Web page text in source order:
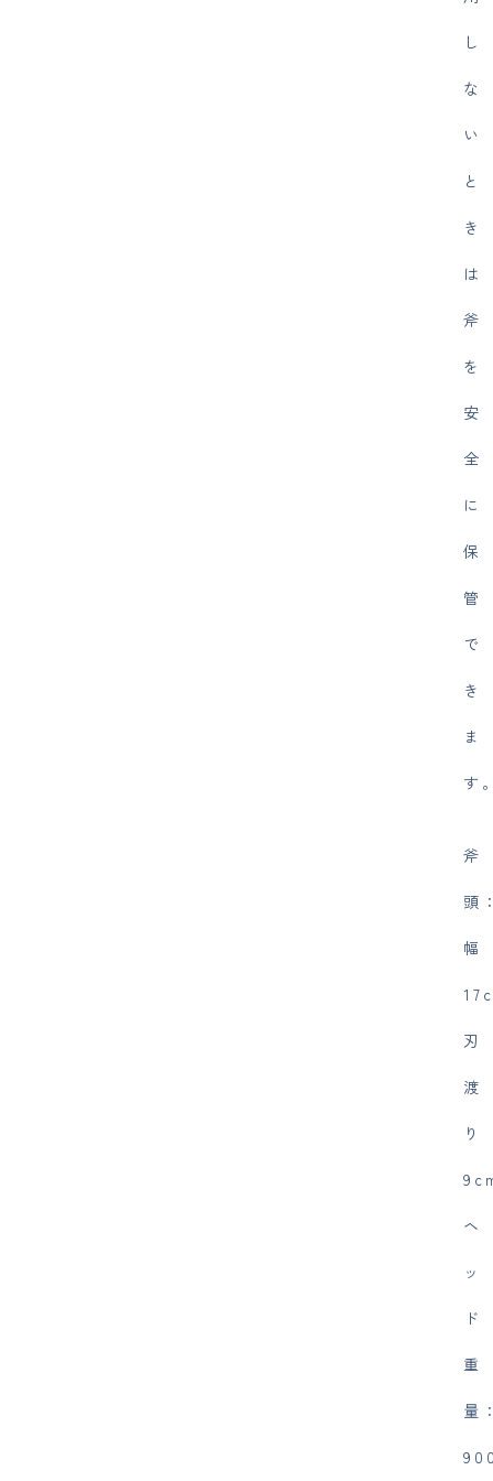
し
な
い
と
き
は
斧
を
安
全
に
保
管
で
き
ま
す
斧
頭
幅
刃
渡
り
ヘ
ッ
ド
重
量